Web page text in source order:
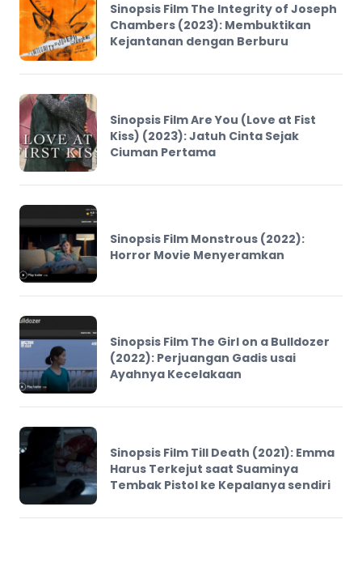
Sinopsis Film The Integrity of Joseph
Chambers (2023): Membuktikan
Kejantanan dengan Berburu
Sinopsis Film Are You (Love at Fist
Kiss) (2023): Jatuh Cinta Sejak
Ciuman Pertama
Sinopsis Film Monstrous (2022):
Horror Movie Menyeramkan
Sinopsis Film The Girl on a Bulldozer
(2022): Perjuangan Gadis usai
Ayahnya Kecelakaan
Sinopsis Film Till Death (2021): Emma
Harus Terkejut saat Suaminya
Tembak Pistol ke Kepalanya sendiri